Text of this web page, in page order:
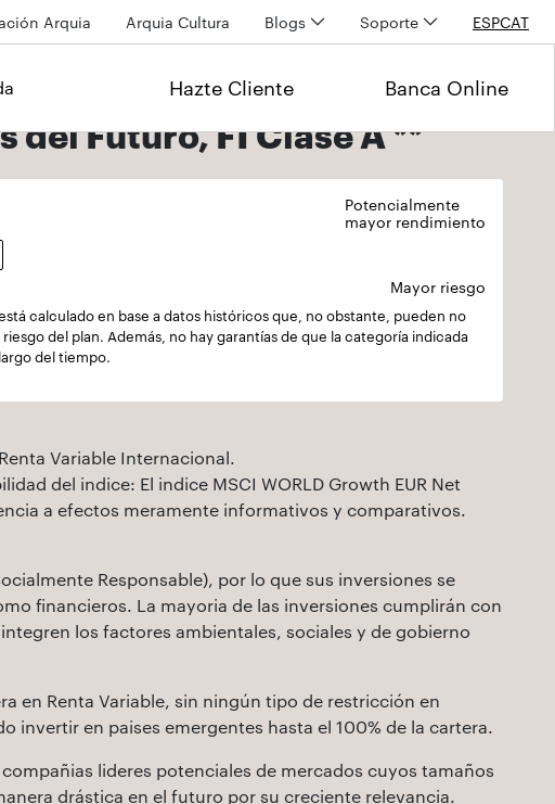
Arquia Arquia Cultura Blogs Soporte ESPCAT
Hazte Cliente Banca Online
del Futuro, FI Clase A **
Potencialmente
mayor rendimiento
Mayor riesgo
calculado en base a datos históricos que, no obstante, pueden no
del plan. Además, no hay garantías de que la categoría indicada
del tiempo.
Variable Internacional.
del indice: El indice MSCI WORLD Growth EUR Net
a efectos meramente informativos y comparativos.
Responsable), por lo que sus inversiones se
financieros. La mayoria de las inversiones cumplirán con
los factores ambientales, sociales y de gobierno
en Renta Variable, sin ningún tipo de restricción en
invertir en paises emergentes hasta el 100% de la cartera.
lideres potenciales de mercados cuyos tamaños
drástica en el futuro por su creciente relevancia.